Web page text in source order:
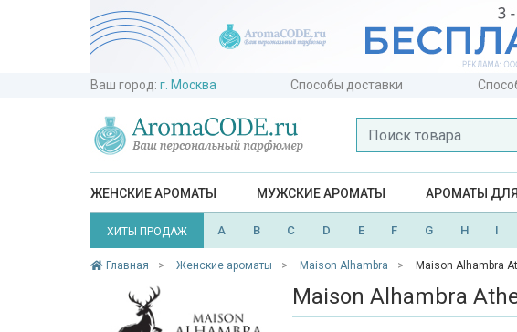
Ваш город: г. Москва Способы доставки
ЖЕНСКИЕ АРОМАТЫ МУЖСКИЕ АРОМАТЫ АРОМАТЫ
ХИТЫ ПРОДАЖ A B C D E F G H I
Главная Женские ароматы Maison Alhambra Maison Alhambra
Maison Alhambra